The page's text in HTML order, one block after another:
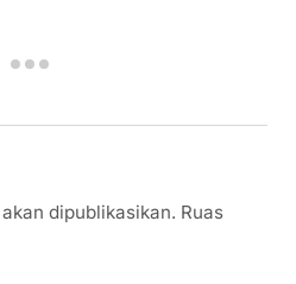
dipublikasikan. Ruas